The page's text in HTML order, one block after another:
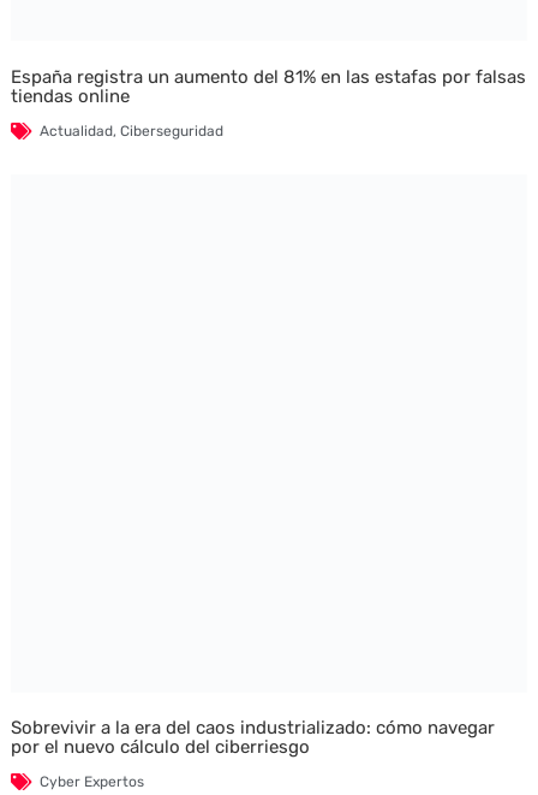
España registra un aumento del 81% en las estafas por falsas
tiendas online
Actualidad, Ciberseguridad
Sobrevivir a la era del caos industrializado: cómo navegar
por el nuevo cálculo del ciberriesgo
Cyber Expertos